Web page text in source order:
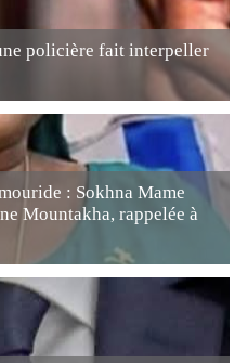
policière fait interpeller
: Sokhna Mame
Mountakha, rappelée à